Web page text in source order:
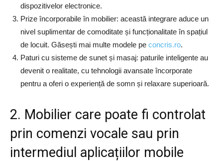
dispozitivelor electronice.
Prize încorporabile în mobilier: această integrare aduce un
nivel suplimentar de comoditate și funcționalitate în spațiul
de locuit. Găsești mai multe modele pe concris.ro.
Paturi cu sisteme de sunet și masaj: paturile inteligente au
devenit o realitate, cu tehnologii avansate încorporate
pentru a oferi o experiență de somn și relaxare superioară.
2. Mobilier care poate fi controlat
prin comenzi vocale sau prin
intermediul aplicațiilor mobile